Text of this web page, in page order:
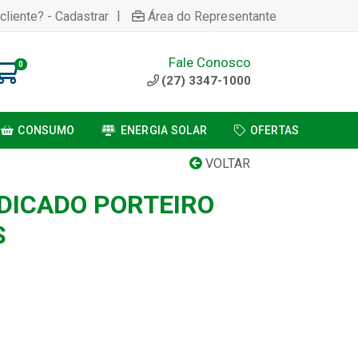
- Cadastrar | Área do Representante
0 Fale Conosco
(27) 3347-1000
CONSUMO ENERGIA SOLAR OFERTAS
VOLTAR
PORTEIRO